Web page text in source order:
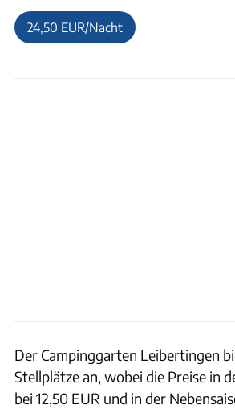
24,50 EUR/Nacht
Der Campinggarten Leibertingen
Stellplätze an, wobei die Preise in
bei 12,50 EUR und in der